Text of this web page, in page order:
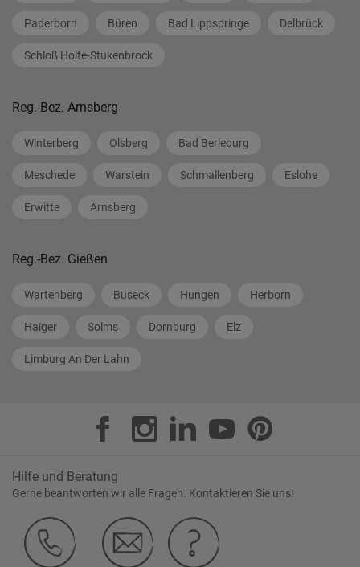
Paderborn Büren Bad Lippspringe Delbrück
Schloß Holte-Stukenbrock
Reg.-Bez. Arnsberg
Winterberg Olsberg Bad Berleburg
Meschede Warstein Schmallenberg Eslohe
Erwitte Arnsberg
Reg.-Bez. Gießen
Wartenberg Buseck Hungen Herborn
Haiger Solms Dornburg Elz
Limburg An Der Lahn
Hilfe und Beratung
Gerne beantworten wir alle Fragen. Kontaktieren Sie uns!